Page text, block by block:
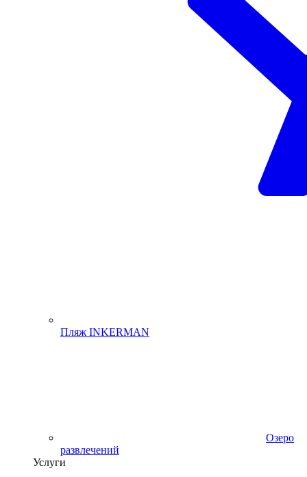
Пляж INKERMAN
Озеро
развлечений
Услуги